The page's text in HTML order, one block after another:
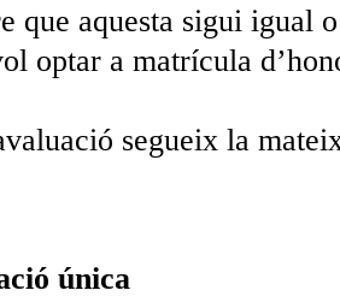
que aquesta sigui igual
optar a matrícula
segueix la
única